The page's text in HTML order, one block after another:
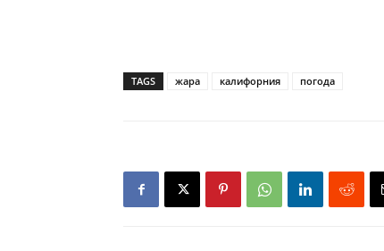
TAGS жара калифорния погода